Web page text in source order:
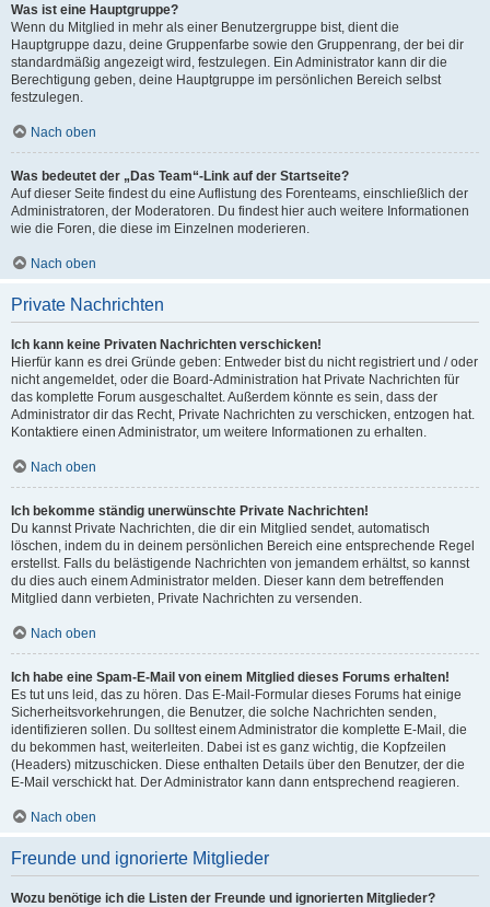
Was ist eine Hauptgruppe?
Wenn du Mitglied in mehr als einer Benutzergruppe bist, dient die
Hauptgruppe dazu, deine Gruppenfarbe sowie den Gruppenrang, der bei dir
standardmäßig angezeigt wird, festzulegen. Ein Administrator kann dir die
Berechtigung geben, deine Hauptgruppe im persönlichen Bereich selbst
festzulegen.
Nach oben
Was bedeutet der „Das Team“-Link auf der Startseite?
Auf dieser Seite findest du eine Auflistung des Forenteams, einschließlich der
Administratoren, der Moderatoren. Du findest hier auch weitere Informationen
wie die Foren, die diese im Einzelnen moderieren.
Nach oben
Private Nachrichten
Ich kann keine Privaten Nachrichten verschicken!
Hierfür kann es drei Gründe geben: Entweder bist du nicht registriert und / oder
nicht angemeldet, oder die Board-Administration hat Private Nachrichten für
das komplette Forum ausgeschaltet. Außerdem könnte es sein, dass der
Administrator dir das Recht, Private Nachrichten zu verschicken, entzogen hat.
Kontaktiere einen Administrator, um weitere Informationen zu erhalten.
Nach oben
Ich bekomme ständig unerwünschte Private Nachrichten!
Du kannst Private Nachrichten, die dir ein Mitglied sendet, automatisch
löschen, indem du in deinem persönlichen Bereich eine entsprechende Regel
erstellst. Falls du belästigende Nachrichten von jemandem erhältst, so kannst
du dies auch einem Administrator melden. Dieser kann dem betreffenden
Mitglied dann verbieten, Private Nachrichten zu versenden.
Nach oben
Ich habe eine Spam-E-Mail von einem Mitglied dieses Forums erhalten!
Es tut uns leid, das zu hören. Das E-Mail-Formular dieses Forums hat einige
Sicherheitsvorkehrungen, die Benutzer, die solche Nachrichten senden,
identifizieren sollen. Du solltest einem Administrator die komplette E-Mail, die
du bekommen hast, weiterleiten. Dabei ist es ganz wichtig, die Kopfzeilen
(Headers) mitzuschicken. Diese enthalten Details über den Benutzer, der die
E-Mail verschickt hat. Der Administrator kann dann entsprechend reagieren.
Nach oben
Freunde und ignorierte Mitglieder
Wozu benötige ich die Listen der Freunde und ignorierten Mitglieder?